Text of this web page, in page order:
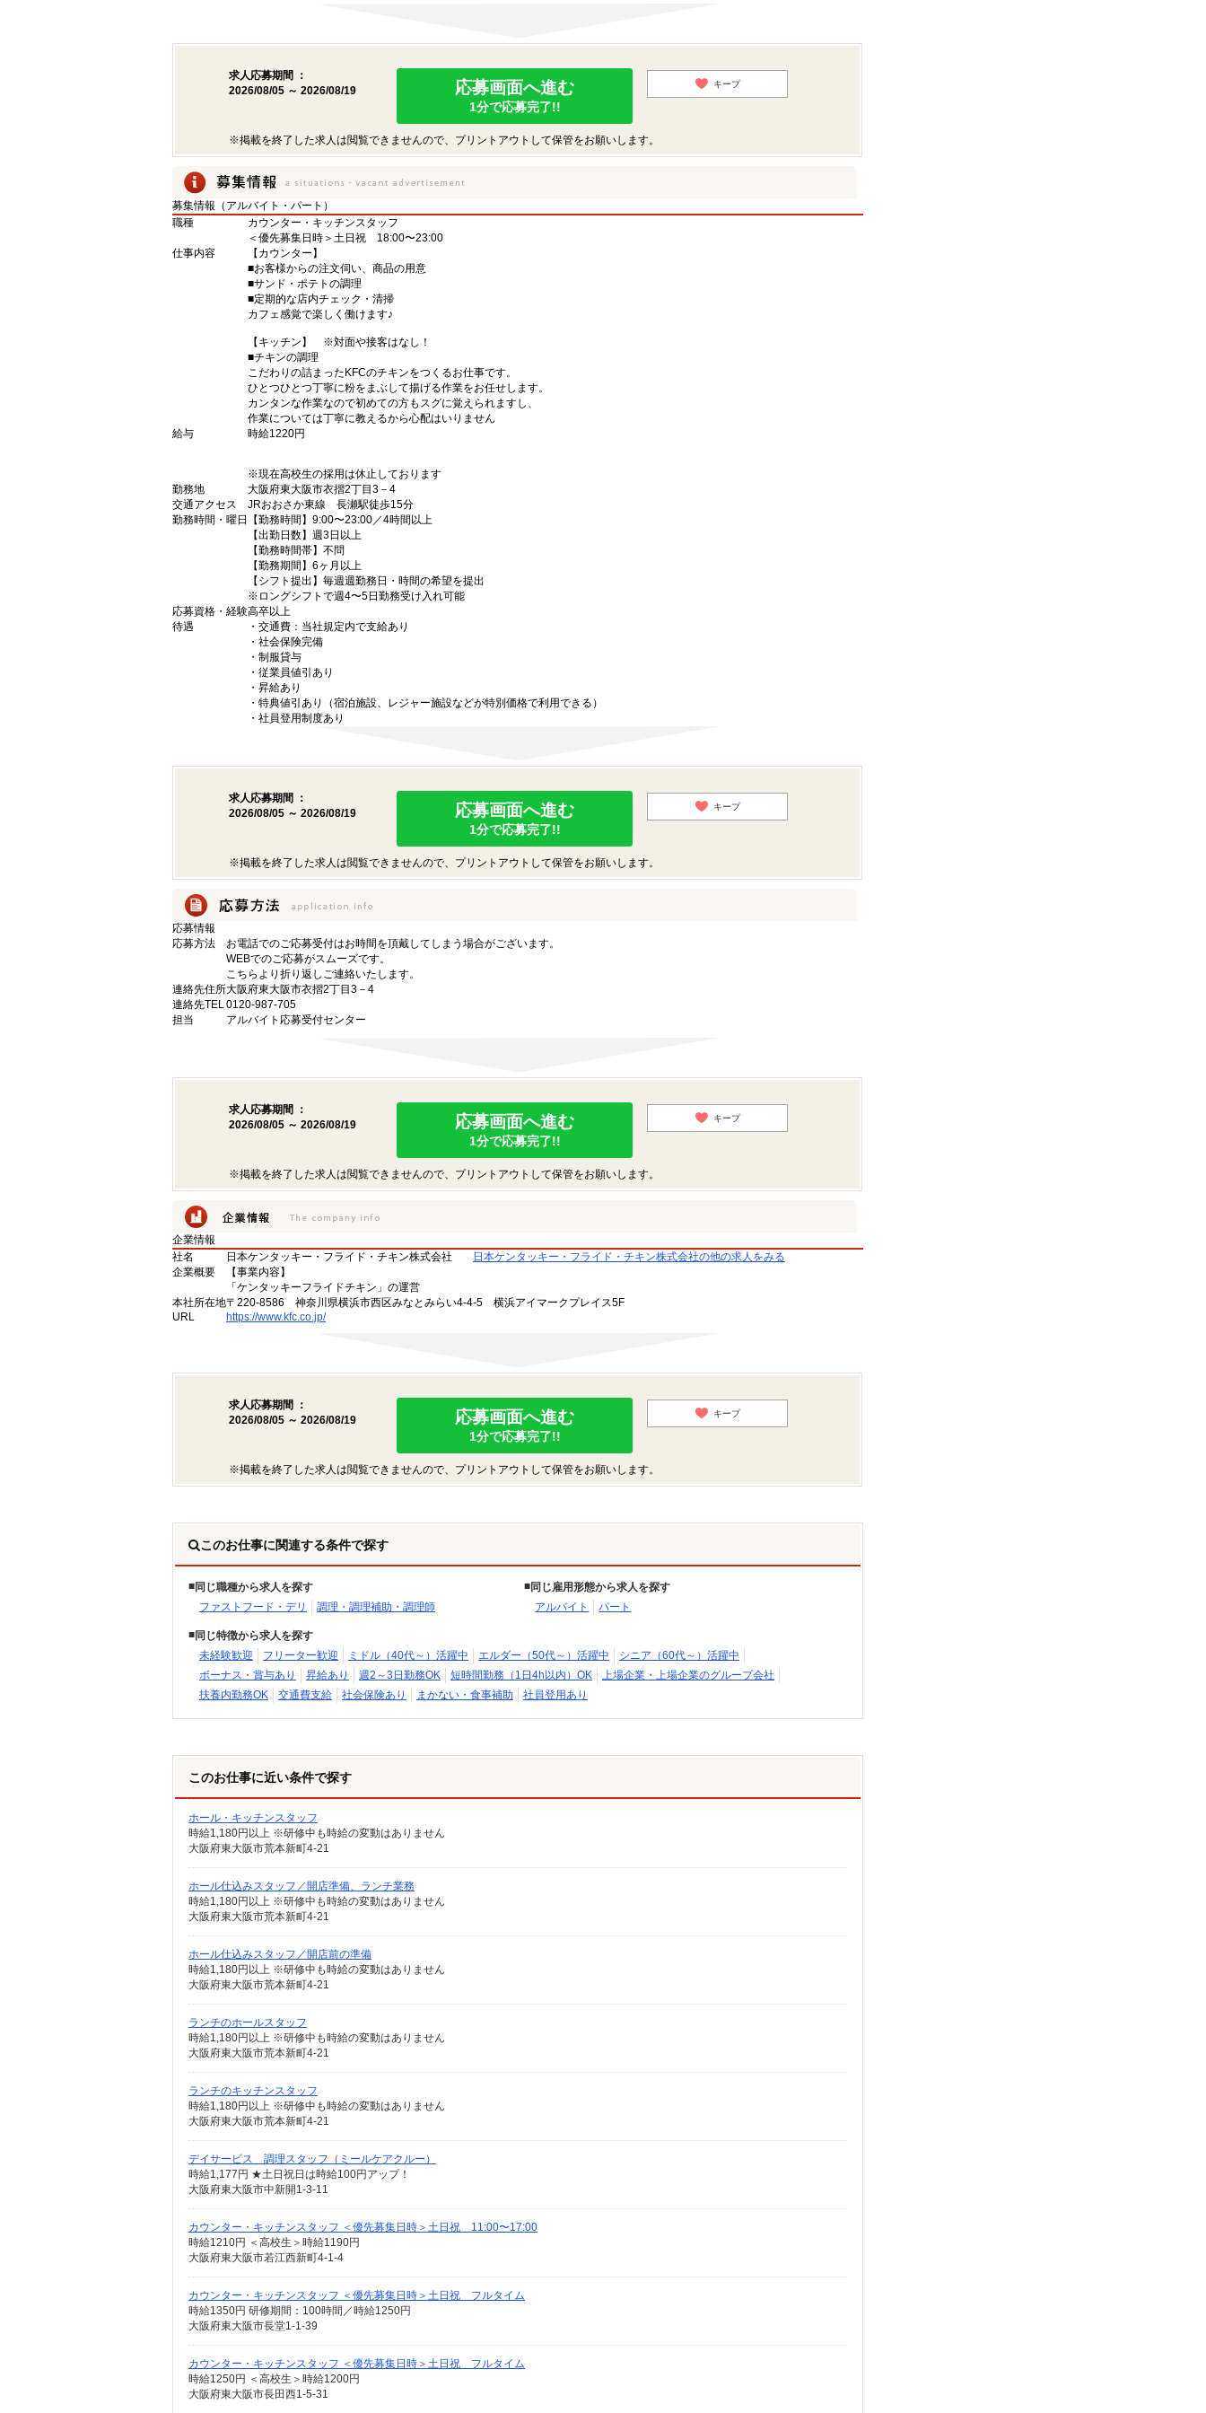
求人応募期間 ：
2026/08/05 ～ 2026/08/19
応募画面へ進む
1分で応募完了!!
キープ
※掲載を終了した求人は閲覧できませんので、プリントアウトして保管をお願いします。
募集情報（アルバイト・パート）
職種
カウンター・キッチンスタッフ
＜優先募集日時＞土日祝 18:00〜23:00
仕事内容
【カウンター】
■お客様からの注文伺い、商品の用意
■サンド・ポテトの調理
■定期的な店内チェック・清掃
カフェ感覚で楽しく働けます♪
【キッチン】 ※対面や接客はなし！
■チキンの調理
こだわりの詰まったKFCのチキンをつくるお仕事です。
ひとつひとつ丁寧に粉をまぶして揚げる作業をお任せします。
カンタンな作業なので初めての方もスグに覚えられますし、
作業については丁寧に教えるから心配はいりません
給与
時給1220円
※現在高校生の採用は休止しております
勤務地
大阪府東大阪市衣摺2丁目3－4
交通アクセス
JRおおさか東線 長瀬駅徒歩15分
勤務時間・曜日
【勤務時間】9:00〜23:00／4時間以上
【出勤日数】週3日以上
【勤務時間帯】不問
【勤務期間】6ヶ月以上
【シフト提出】毎週週勤務日・時間の希望を提出
※ロングシフトで週4〜5日勤務受け入れ可能
応募資格・経験高卒以上
待遇
・交通費：当社規定内で支給あり
・社会保険完備
・制服貸与
・従業員値引あり
・昇給あり
・特典値引あり（宿泊施設、レジャー施設などが特別価格で利用できる）
・社員登用制度あり
求人応募期間 ：
2026/08/05 ～ 2026/08/19
応募画面へ進む
1分で応募完了!!
キープ
※掲載を終了した求人は閲覧できませんので、プリントアウトして保管をお願いします。
応募情報
応募方法
お電話でのご応募受付はお時間を頂戴してしまう場合がございます。
WEBでのご応募がスムーズです。
こちらより折り返しご連絡いたします。
連絡先住所大阪府東大阪市衣摺2丁目3－4
連絡先TEL0120-987-705
担当
アルバイト応募受付センター
求人応募期間 ：
2026/08/05 ～ 2026/08/19
応募画面へ進む
1分で応募完了!!
キープ
※掲載を終了した求人は閲覧できませんので、プリントアウトして保管をお願いします。
企業情報
社名
日本ケンタッキー・フライド・チキン株式会社
日本ケンタッキー・フライド・チキン株式会社の他の求人をみる
企業概要
【事業内容】
「ケンタッキーフライドチキン」の運営
本社所在地〒220-8586 神奈川県横浜市西区みなとみらい4-4-5 横浜アイマークプレイス5F
URL
https://www.kfc.co.jp/
求人応募期間 ：
2026/08/05 ～ 2026/08/19
応募画面へ進む
1分で応募完了!!
キープ
※掲載を終了した求人は閲覧できませんので、プリントアウトして保管をお願いします。
このお仕事に関連する条件で探す
同じ職種から求人を探す
ファストフード・デリ
調理・調理補助・調理師
同じ雇用形態から求人を探す
アルバイト
パート
同じ特徴から求人を探す
未経験歓迎
フリーター歓迎 ミドル（40代～）活躍中 エルダー（50代～）活躍中
シニア（60代～）活躍中
ボーナス・賞与あり
昇給あり 週2～3日勤務OK 短時間勤務（1日4h以内）OK
上場企業・上場企業のグループ会社
扶養内勤務OK
交通費支給 社会保険あり まかない・食事補助 社員登用あり
このお仕事に近い条件で探す
ホール・キッチンスタッフ
時給1,180円以上 ※研修中も時給の変動はありません
大阪府東大阪市荒本新町4-21
ホール仕込みスタッフ／開店準備、ランチ業務
時給1,180円以上 ※研修中も時給の変動はありません
大阪府東大阪市荒本新町4-21
ホール仕込みスタッフ／開店前の準備
時給1,180円以上 ※研修中も時給の変動はありません
大阪府東大阪市荒本新町4-21
ランチのホールスタッフ
時給1,180円以上 ※研修中も時給の変動はありません
大阪府東大阪市荒本新町4-21
ランチのキッチンスタッフ
時給1,180円以上 ※研修中も時給の変動はありません
大阪府東大阪市荒本新町4-21
デイサービス 調理スタッフ（ミールケアクルー）
時給1,177円 ★土日祝日は時給100円アップ！
大阪府東大阪市中新開1-3-11
カウンター・キッチンスタッフ ＜優先募集日時＞土日祝 11:00〜17:00
時給1210円 ＜高校生＞時給1190円
大阪府東大阪市若江西新町4-1-4
カウンター・キッチンスタッフ ＜優先募集日時＞土日祝 フルタイム
時給1350円 研修期間：100時間／時給1250円
大阪府東大阪市長堂1-1-39
カウンター・キッチンスタッフ ＜優先募集日時＞土日祝 フルタイム
時給1250円 ＜高校生＞時給1200円
大阪府東大阪市長田西1-5-31